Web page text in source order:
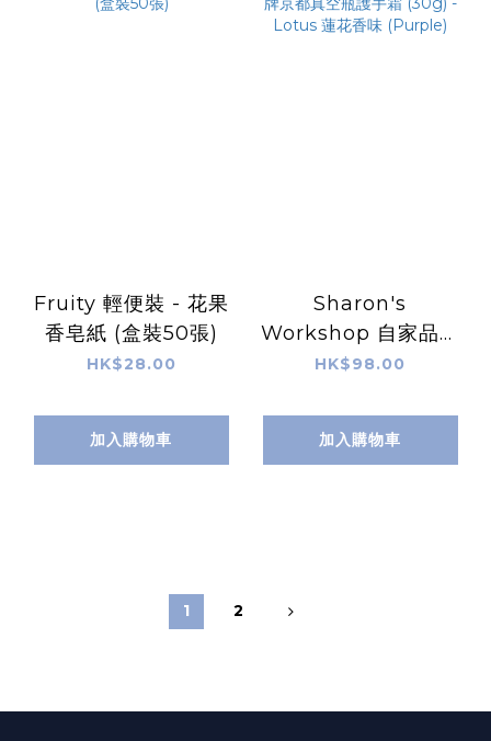
Fruity 輕便裝 - 花果
香皂紙 (盒裝50張)
HK$28.00
加入購物車
Sharon's
Workshop 自家品牌
京都真空瓶護手霜
味 (Purple)
HK$98.00
加入購物車
1 2